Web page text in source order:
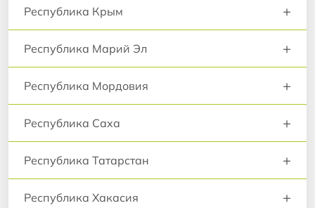
Республика Крым +
Республика Марий Эл +
Республика Мордовия +
Республика Саха +
Республика Татарстан +
Республика Хакасия +